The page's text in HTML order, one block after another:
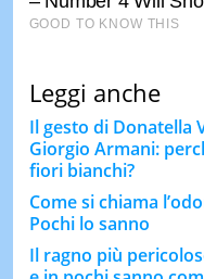
Leggi anche
Il gesto di Donatella
Giorgio Armani:
fiori bianchi?
Come si chiama
Pochi lo sanno
Il ragno più